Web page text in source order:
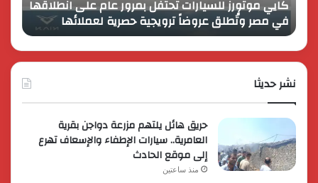
في
مصر
وتُطلق
عروضاً
ترويجية
حصرية
كايي موتورز للسيارات تحتفل بمرور عام على انطلاقها
في مصر وتُطلق عروضاً ترويجية حصرية لعملائها
جديدة
نشر حديثا
حريق هائل يلتهم مزرعة دواجن بقرية
العامرية.. سيارات الإطفاء والإسعاف تهرع
إلى موقع الحادث
منذ ساعتين